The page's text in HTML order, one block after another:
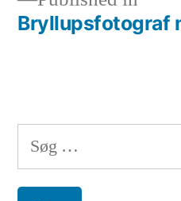
Bryllupsfotograf
Søg
efter: